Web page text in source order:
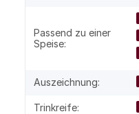
Passend zu einer
Speise:
Auszeichnung:
Trinkreife: